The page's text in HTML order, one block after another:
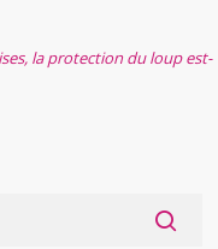
la protection du loup est-